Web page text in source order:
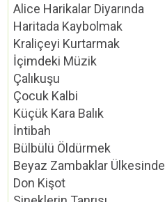
Alice Harikalar Diyarında
Haritada Kaybolmak
Kraliçeyi Kurtarmak
İçimdeki Müzik
Çalıkuşu
Çocuk Kalbi
Küçük Kara Balık
İntibah
Bülbülü Öldürmek
Beyaz Zambaklar Ülkesinde
Don Kişot